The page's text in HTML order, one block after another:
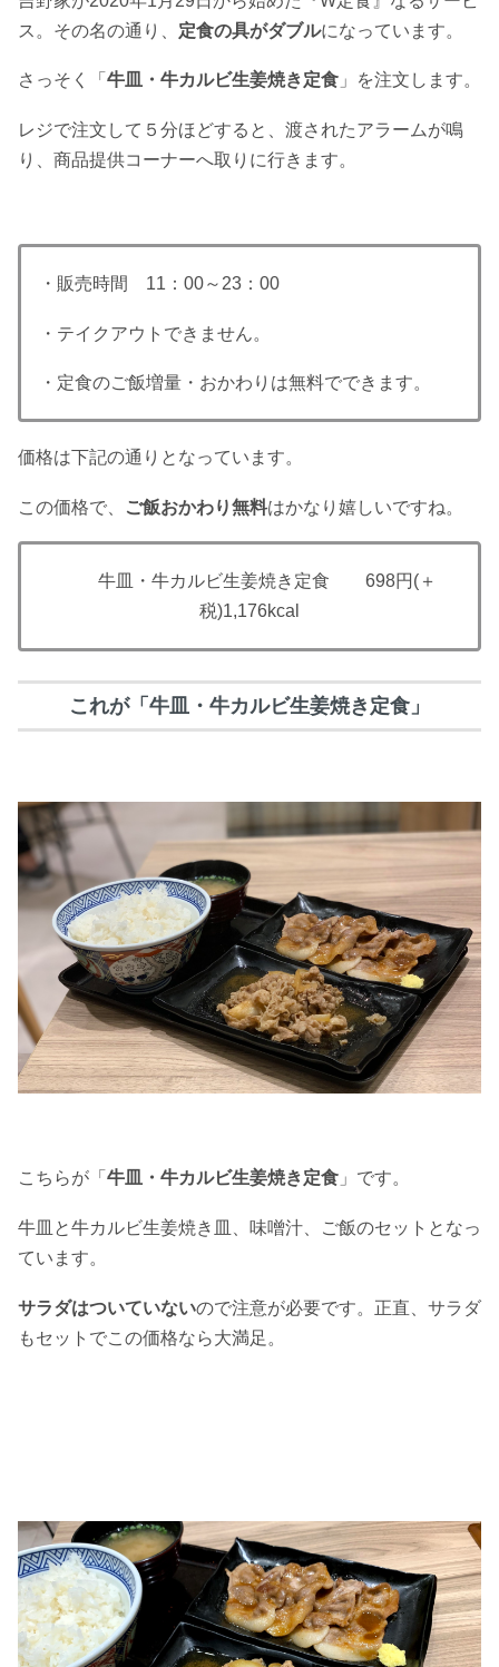
ス。その名の通り、 定食の具がダブルになっています。
さっそく「 牛皿・牛カルビ生姜焼き定食 」を注文します。
レジで注文して５分ほどすると、渡されたアラームが鳴
り、商品提供コーナーへ取りに行きます。
・販売時間 11：00～23：00
・テイクアウトできません。
・定食のご飯増量・おかわりは無料でできます。
価格は下記の通りとなっています。
この価格で、 ご飯おかわり無料はかなり嬉しいですね。
牛皿・牛カルビ生姜焼き定食 698円 (＋
税)1,176kcal
これが「牛皿・牛カルビ生姜焼き定食」
こちらが「 牛皿・牛カルビ生姜焼き定食 」です。
牛皿と牛カルビ生姜焼き皿、味噌汁、ご飯のセットとなっ
ています。
サラダはついていないので注意が必要です。正直、サラダ
もセットでこの価格なら大満足。